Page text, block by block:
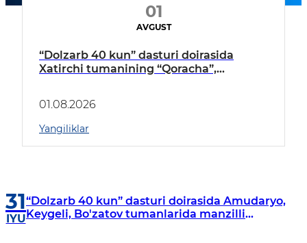
01
AVGUST
“Dolzarb 40 kun” dasturi doirasida
Xatirchi tumanining “Qoracha”,
borildi
01.08.2026
Yangiliklar
31
IYU
“Dolzarb 40 kun” dasturi doirasida Amudaryo,
Keygeli, Bo'zatov tumanlarida manzilli